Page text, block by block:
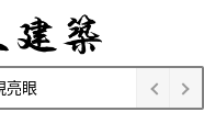
亮眼